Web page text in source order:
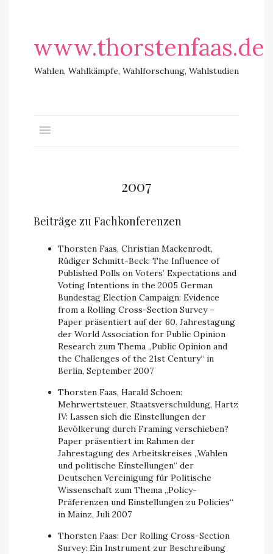
www.thorstenfaas.de
Wahlen, Wahlkämpfe, Wahlforschung, Wahlstudien
2007
Beiträge zu Fachkonferenzen
Thorsten Faas, Christian Mackenrodt,
Rüdiger Schmitt-Beck: The Influence of
Published Polls on Voters’ Expectations and
Voting Intentions in the 2005 German
Bundestag Election Campaign: Evidence
from a Rolling Cross-Section Survey –
Paper präsentiert auf der 60. Jahrestagung
der World Association for Public Opinion
Research zum Thema „Public Opinion and
the Challenges of the 21st Century“ in
Berlin, September 2007
Thorsten Faas, Harald Schoen:
Mehrwertsteuer, Staatsverschuldung, Hartz
IV: Lassen sich die Einstellungen der
Bevölkerung durch Framing verschieben?
Paper präsentiert im Rahmen der
Jahrestagung des Arbeitskreises „Wahlen
und politische Einstellungen“ der
Deutschen Vereinigung für Politische
Wissenschaft zum Thema „Policy-
Präferenzen und Einstellungen zu Policies“
in Mainz, Juli 2007
Thorsten Faas: Der Rolling Cross-Section
Survey: Ein Instrument zur Beschreibung